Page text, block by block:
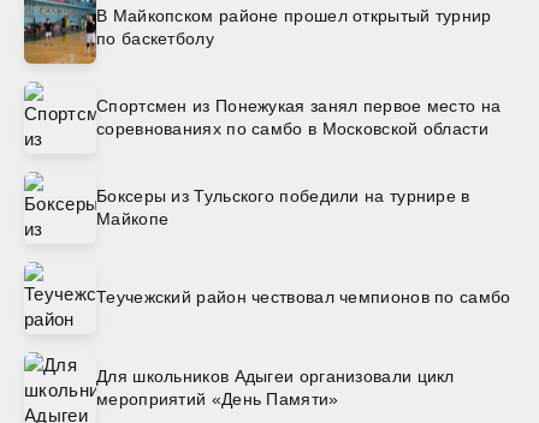
В Майкопском районе прошел открытый турнир
по баскетболу
Спортсмен из Понежукая занял первое место на
соревнованиях по самбо в Московской области
Боксеры из Тульского победили на турнире в
Майкопе
Теучежский район чествовал чемпионов по самбо
Для школьников Адыгеи организовали цикл
мероприятий «День Памяти»